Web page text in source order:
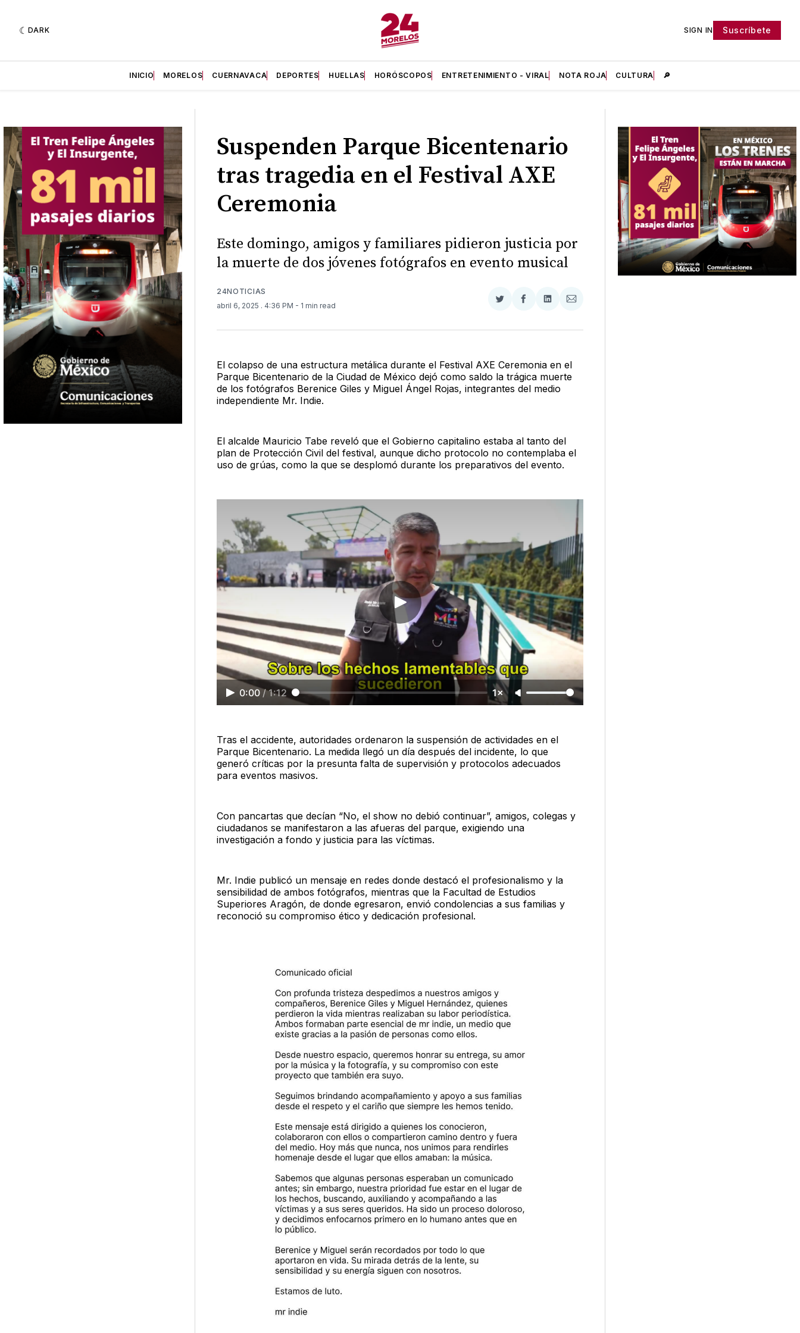
DARK SIGN IN Suscríbete
INICIO MORELOS CUERNAVACA DEPORTES HUELLAS HORÓSCOPOS ENTRETENIMIENTO - VIRAL NOTA ROJA CULTURA 🔎
Suspenden Parque Bicentenario
tras tragedia en el Festival AXE
Ceremonia
Este domingo, amigos y familiares pidieron justicia por
la muerte de dos jóvenes fotógrafos en evento musical
24NOTICIAS
abril 6, 2025 . 4:36 PM - 1 min read
Compartir
Twitter
Compartir
Facebook
Compartir
LinkedIn
Compartir
Email
El colapso de una estructura metálica durante el Festival AXE Ceremonia en el
Parque Bicentenario de la Ciudad de México dejó como saldo la trágica muerte
de los fotógrafos Berenice Giles y Miguel Ángel Rojas, integrantes del medio
independiente Mr. Indie.
El alcalde Mauricio Tabe reveló que el Gobierno capitalino estaba al tanto del
plan de Protección Civil del festival, aunque dicho protocolo no contemplaba el
uso de grúas, como la que se desplomó durante los preparativos del evento.
0:00 / 1:12 1×
Tras el accidente, autoridades ordenaron la suspensión de actividades en el
Parque Bicentenario. La medida llegó un día después del incidente, lo que
generó críticas por la presunta falta de supervisión y protocolos adecuados
para eventos masivos.
Con pancartas que decían “No, el show no debió continuar”, amigos, colegas y
ciudadanos se manifestaron a las afueras del parque, exigiendo una
investigación a fondo y justicia para las víctimas.
Mr. Indie publicó un mensaje en redes donde destacó el profesionalismo y la
sensibilidad de ambos fotógrafos, mientras que la Facultad de Estudios
Superiores Aragón, de donde egresaron, envió condolencias a sus familias y
reconoció su compromiso ético y dedicación profesional.